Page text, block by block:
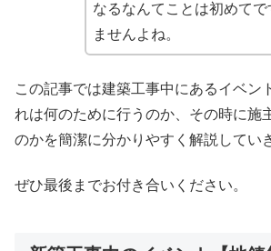
なるなんてことは初めてで
ませんよね。
この記事では建築工事中にあるイベン
れは何のために行うのか、その時に施
のかを簡潔に分かりやすく解説してい
ぜひ最後までお付き合いください。